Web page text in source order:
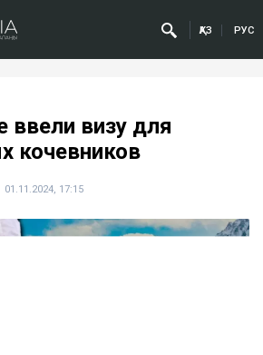
ҚАЗ РУС
ввели визу для
кочевников
01.11.2024, 17:15